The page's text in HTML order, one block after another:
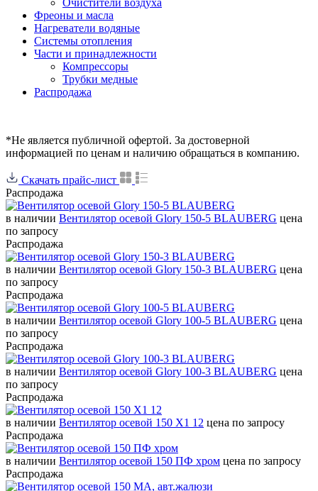
Фреоны и масла
Нагреватели водяные
Системы отопления
Части и принадлежности
Компрессоры
Трубки медные
Раcпродажа
*Не является публичной офертой. За достоверной
информацией по ценам и наличию обращаться в компанию.
Скачать прайс-лист
Распродажа
в наличии Вентилятор осевой Glory 150-5 BLAUBERG цена
по запросу
Распродажа
в наличии Вентилятор осевой Glory 150-3 BLAUBERG цена
по запросу
Распродажа
в наличии Вентилятор осевой Glory 100-5 BLAUBERG цена
по запросу
Распродажа
в наличии Вентилятор осевой Glory 100-3 BLAUBERG цена
по запросу
Распродажа
в наличии Вентилятор осевой 150 Х1 12 цена по запросу
Распродажа
в наличии Вентилятор осевой 150 ПФ хром цена по запросу
Распродажа